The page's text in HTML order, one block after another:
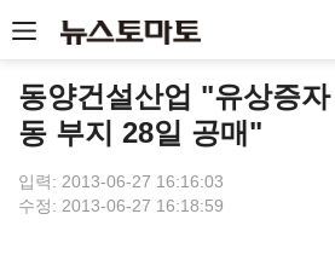
동양건설산업 "유상증
동 부지 28일 공매"
입력: 2013-06-27 16:16:03
수정: 2013-06-27 16:18:59